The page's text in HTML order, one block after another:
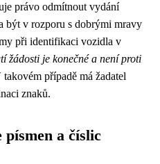
právo odmítnout vydání
být v rozporu s dobrými mravy
při identifikaci vozidla v
žádosti je konečné a není proti
takovém případě má žadatel
znaků.
písmen a číslic